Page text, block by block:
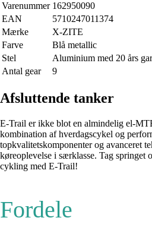
Varenummer 162950090
EAN
5710247011374
Mærke
X-ZITE
Farve
Blå metallic
Stel
Aluminium med 20 års
Antal gear
9
Afsluttende tanker
E-Trail er ikke blot en almindelig el-
kombination af hverdagscykel og
topkvalitetskomponenter og avanceret
køreoplevelse i særklasse. Tag springet
cykling med E-Trail!
Fordele